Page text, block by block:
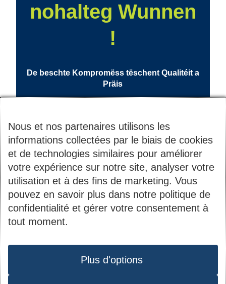
Nous et nos partenaires utilisons les
informations collectées par le biais de cookies
et de technologies similaires pour améliorer
votre expérience sur notre site, analyser votre
utilisation et à des fins de marketing. Vous
pouvez en savoir plus dans notre politique de
confidentialité et gérer votre consentement à
tout moment.
Plus d'options
nohalteg Wunnen
!
De beschte Kompromëss tëschent Qualitéit a
Präis
Informations
du
pied
de
page
Contact
L-1852 Luxembourg
Tél. :44 82 92-1